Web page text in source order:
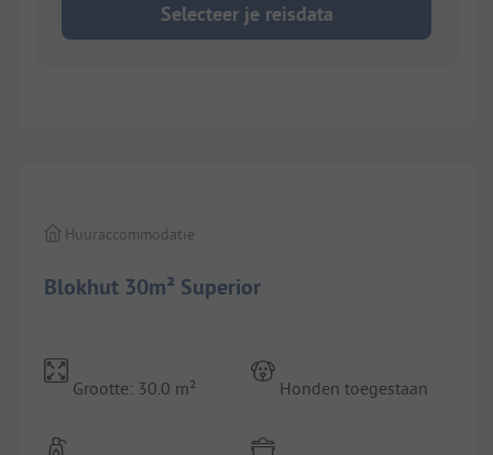
Selecteer je reisdata
Blokhut 30m² Superior
Huuraccommodatie
Grootte: 30.0 m² Honden toegestaan